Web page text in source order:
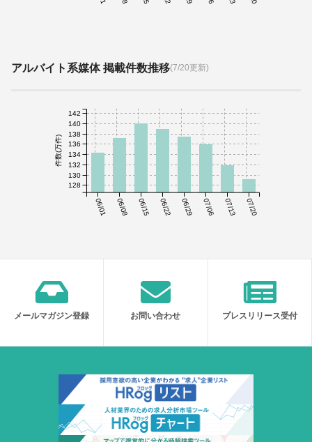
アルバイト系媒体 掲載件数推移(7/20更新)
06/01 06/08 06/15 06/22 06/29 07/06 07/13 07/20
件数(万件)
128
130
132
134
136
138
140
142
メールマガジン登録 お問い合わせ プレスリリース受付